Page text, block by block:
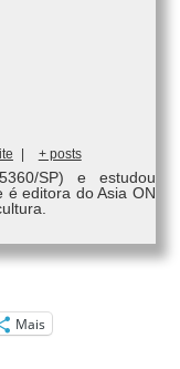
+ posts
SP) e estudou
é editora do Asia ON
Mais